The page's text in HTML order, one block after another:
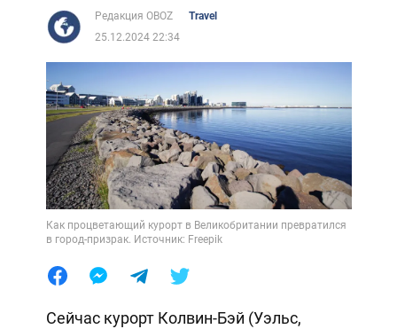
Редакция OBOZ
Travel
25.12.2024 22:34
Как процветающий курорт в Великобритании превратился
в город-призрак. Источник: Freepik
Сейчас курорт Колвин-Бэй (Уэльс,